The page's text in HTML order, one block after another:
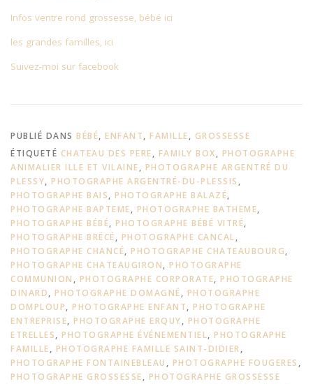
Infos ventre rond grossesse, bébé ici
les grandes familles, ici
Suivez-moi sur facebook
PUBLIÉ DANS BÉBÉ, ENFANT, FAMILLE, GROSSESSE
ÉTIQUETÉ CHATEAU DES PERE, FAMILY BOX, PHOTOGRAPHE
ANIMALIER ILLE ET VILAINE, PHOTOGRAPHE ARGENTRÉ DU
PLESSY, PHOTOGRAPHE ARGENTRÉ-DU-PLESSIS ,
PHOTOGRAPHE BAIS, PHOTOGRAPHE BALAZÉ,
PHOTOGRAPHE BAPTEME, PHOTOGRAPHE BATHEME,
PHOTOGRAPHE BÉBÉ, PHOTOGRAPHE BÉBÉ VITRÉ,
PHOTOGRAPHE BRÉCÉ, PHOTOGRAPHE CANCAL,
PHOTOGRAPHE CHANCÉ, PHOTOGRAPHE CHATEAUBOURG,
PHOTOGRAPHE CHATEAUGIRON, PHOTOGRAPHE
COMMUNION , PHOTOGRAPHE CORPORATE, PHOTOGRAPHE
DINARD, PHOTOGRAPHE DOMAGNÉ, PHOTOGRAPHE
DOMPLOUP, PHOTOGRAPHE ENFANT, PHOTOGRAPHE
ENTREPRISE, PHOTOGRAPHE ERQUY, PHOTOGRAPHE
ETRELLES, PHOTOGRAPHE ÉVÉNEMENTIEL, PHOTOGRAPHE
FAMILLE, PHOTOGRAPHE FAMILLE SAINT-DIDIER,
PHOTOGRAPHE FONTAINEBLEAU , PHOTOGRAPHE FOUGERES ,
PHOTOGRAPHE GROSSESSE, PHOTOGRAPHE GROSSESSE